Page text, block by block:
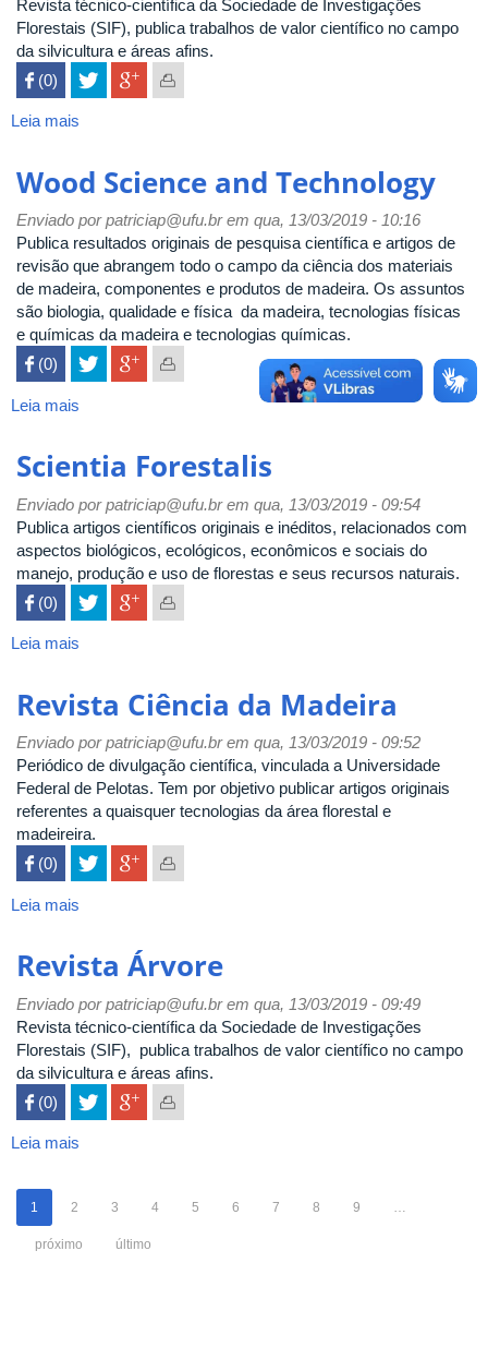
Revista técnico-científica da Sociedade de Investigações
Florestais (SIF), publica trabalhos de valor científico no campo
da silvicultura e áreas afins.
 (0)
Leia mais
Wood Science and Technology
Enviado porpatriciap@ufu.brem qua, 13/03/2019 - 10:16
Publica resultados originais de pesquisa científica e artigos de
revisão que abrangem todo o campo da ciência dos materiais
de madeira, componentes e produtos de madeira. Os assuntos
são biologia, qualidade e física da madeira, tecnologias físicas
e químicas da madeira e tecnologias químicas.
 (0)
Leia mais
Science
and
Technology
Scientia Forestalis
Enviado porpatriciap@ufu.brem qua, 13/03/2019 - 09:54
Publica artigos científicos originais e inéditos, relacionados com
aspectos biológicos, ecológicos, econômicos e sociais do
manejo, produção e uso de florestas e seus recursos naturais.
 (0)
Leia mais
Revista Ciência da Madeira
Enviado porpatriciap@ufu.brem qua, 13/03/2019 - 09:52
Periódico de divulgação científica, vinculada a Universidade
Federal de Pelotas. Tem por objetivo publicar artigos originais
referentes a quaisquer tecnologias da área florestal e
madeireira.
 (0)
Leia mais
da
Madeira
Revista Árvore
Enviado porpatriciap@ufu.brem qua, 13/03/2019 - 09:49
Revista técnico-científica da Sociedade de Investigações
Florestais (SIF), publica trabalhos de valor científico no campo
da silvicultura e áreas afins.
 (0)
Leia mais
1 2 3 4 5 6 7 8 9
próximo último